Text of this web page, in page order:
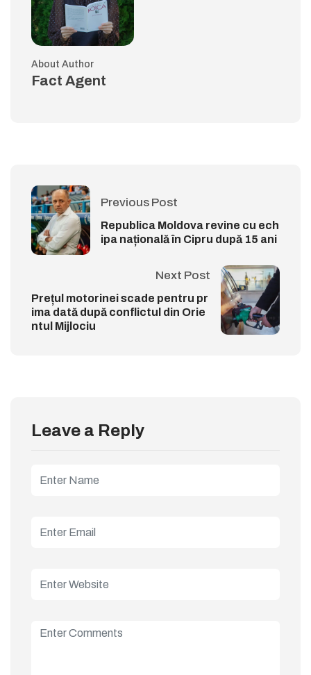
About Author
Fact Agent
Previous Post
Republica Moldova revine cu ech
ipa națională în Cipru după 15 ani
Next Post
Prețul motorinei scade pentru pr
ima dată după conflictul din Orie
ntul Mijlociu
Leave a Reply